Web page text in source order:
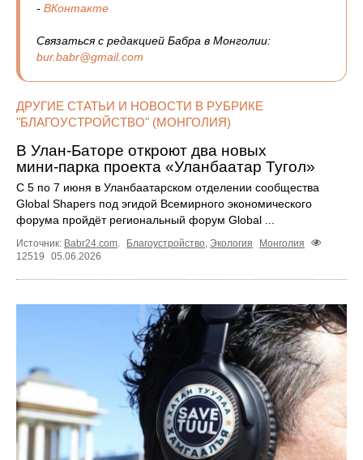
- ВКонтакте
Связаться с редакцией Бабра в Монголии:
bur.babr@gmail.com
ДРУГИЕ СТАТЬИ И НОВОСТИ В РУБРИКЕ
"БЛАГОУСТРОЙСТВО" (МОНГОЛИЯ)
В Улан‑Баторе откроют два новых
мини‑парка проекта «Уланбаатар Тугол»
С 5 по 7 июня в Уланбаатарском отделении сообщества
Global Shapers под эгидой Всемирного экономического
форума пройдёт региональный форум Global ...
Источник: Babr24.com. Благоустройство, Экология
Монголия
12519
05.06.2026